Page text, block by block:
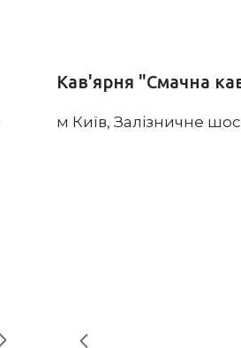
Кав'ярня "Смачна
м Київ, Залізничне